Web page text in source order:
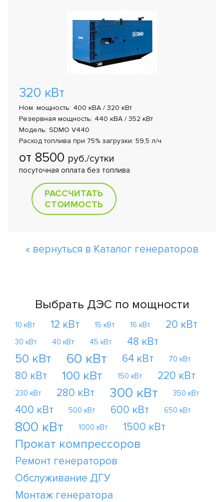
320 кВт
Ном. мощность: 400 кВА / 320 кВт
Резервная мощность: 440 кВА / 352 кВт
Модель: SDMO V440
Расход топлива при 75% загрузки: 59,5 л/ч
от 8500 руб./сутки
посуточная оплата без топлива
РАССЧИТАТЬ
СТОИМОСТЬ
« вернуться в Каталог генераторов
Выбрать ДЭС по мощности
10 кВт 12 кВт 15 кВт 16 кВт 20 кВт
30 кВт 40 кВт 45 кВт 48 кВт
50 кВт 60 кВт 64 кВт 70 кВт
80 кВт 100 кВт 150 кВт 220 кВт
230 кВт 280 кВт 300 кВт 350 кВт
400 кВт 500 кВт 600 кВт 650 кВт
800 кВт 1000 кВт 1500 кВт
Прокат компрессоров
Ремонт генераторов
Обслуживание ДГУ
Монтаж генератора